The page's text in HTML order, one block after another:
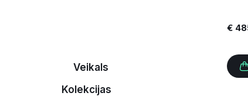
Veikals
Kolekcijas
€